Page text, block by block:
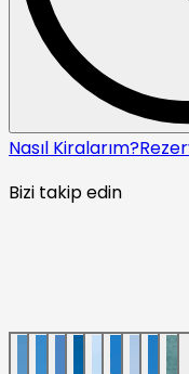
Nasıl Kiralarım?
Bizi takip edin